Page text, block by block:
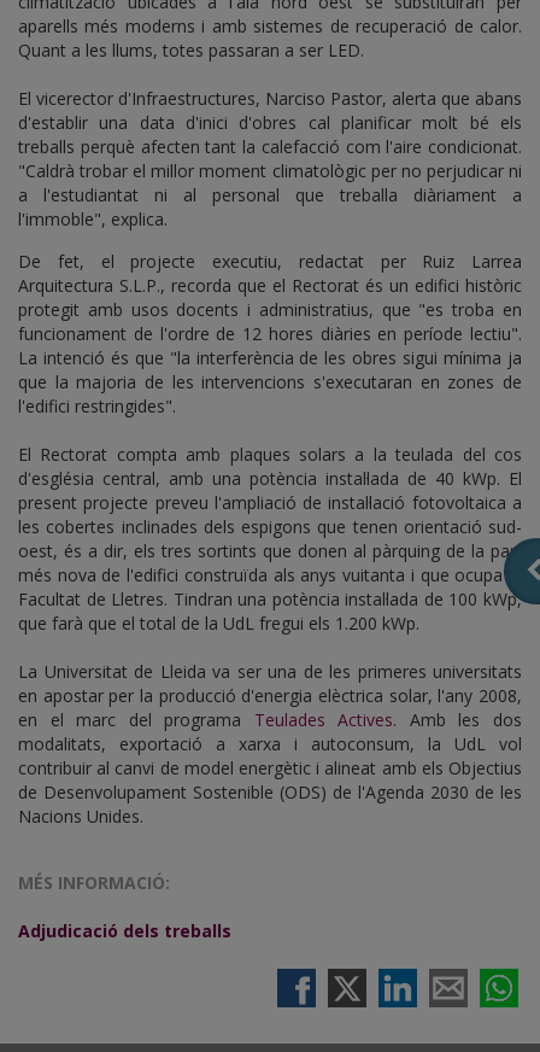
aparells més moderns i amb sistemes de recuperació de calor.
Quant a les llums, totes passaran a ser LED.
El vicerector d'Infraestructures, Narciso Pastor, alerta que abans
d'establir una data d'inici d'obres cal planificar molt bé els
treballs perquè afecten tant la calefacció com l'aire condicionat.
"Caldrà trobar el millor moment climatològic per no perjudicar ni
a l'estudiantat ni al personal que treballa diàriament a
l'immoble", explica.
De fet, el projecte executiu, redactat per Ruiz Larrea
Arquitectura S.L.P., recorda que el Rectorat és un edifici històric
protegit amb usos docents i administratius, que "es troba en
funcionament de l'ordre de 12 hores diàries en període lectiu".
La intenció és que "la interferència de les obres sigui mínima ja
que la majoria de les intervencions s'executaran en zones de
l'edifici restringides".
El Rectorat compta amb plaques solars a la teulada del cos
d'església central, amb una potència instal·lada de 40 kWp. El
present projecte preveu l'ampliació de instal·lació fotovoltaica a
les cobertes inclinades dels espigons que tenen orientació sud-
oest, és a dir, els tres sortints que donen al pàrquing de la part
més nova de l'edifici construïda als anys vuitanta i que ocupa la
Facultat de Lletres. Tindran una potència instal·lada de 100 kWp,
que farà que el total de la UdL fregui els 1.200 kWp.
La Universitat de Lleida va ser una de les primeres universitats
en apostar per la producció d'energia elèctrica solar, l'any 2008,
en el marc del programa Teulades Actives. Amb les dos
modalitats, exportació a xarxa i autoconsum, la UdL vol
contribuir al canvi de model energètic i alineat amb els Objectius
de Desenvolupament Sostenible (ODS) de l'Agenda 2030 de les
Nacions Unides.
MÉS INFORMACIÓ:
Adjudicació dels treballs